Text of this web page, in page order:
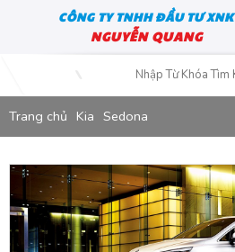
CÔNG TY TNHH ĐẦU TƯ XNK
NGUYỄN QUANG
Trang chủ Kia Sedona